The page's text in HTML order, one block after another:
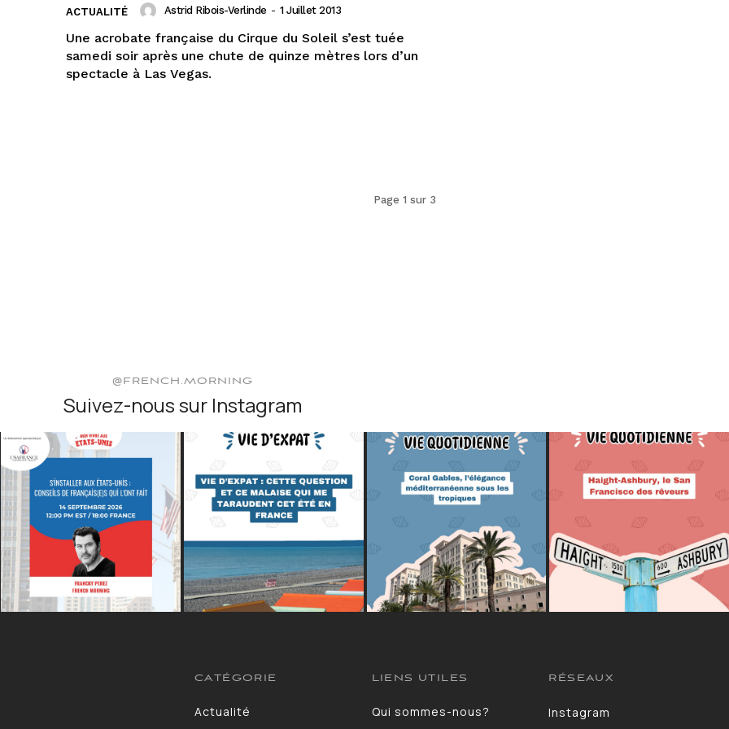
ACTUALITÉ Astrid Ribois-Verlinde - 1 Juillet 2013
Une acrobate française du Cirque du Soleil s’est tuée
samedi soir après une chute de quinze mètres lors d’un
spectacle à Las Vegas.
Page 1 sur 3
@FRENCH.MORNING
Suivez-nous sur Instagram
CATÉGORIE
Actualité
LIENS UTILES
Qui sommes-nous?
RÉSEAUX
Instagram